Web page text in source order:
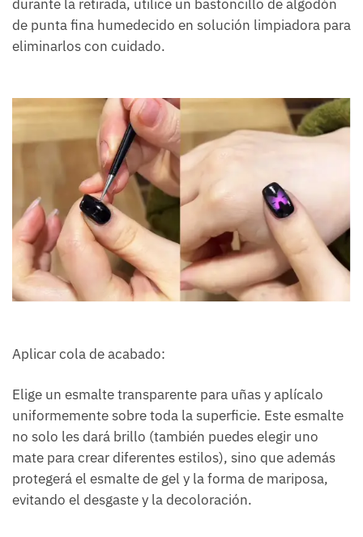
durante la retirada, utilice un bastoncillo de algodón
de punta fina humedecido en solución limpiadora para
eliminarlos con cuidado.
Aplicar cola de acabado:
Elige un esmalte transparente para uñas y aplícalo
uniformemente sobre toda la superficie. Este esmalte
no solo les dará brillo (también puedes elegir uno
mate para crear diferentes estilos), sino que además
protegerá el esmalte de gel y la forma de mariposa,
evitando el desgaste y la decoloración.